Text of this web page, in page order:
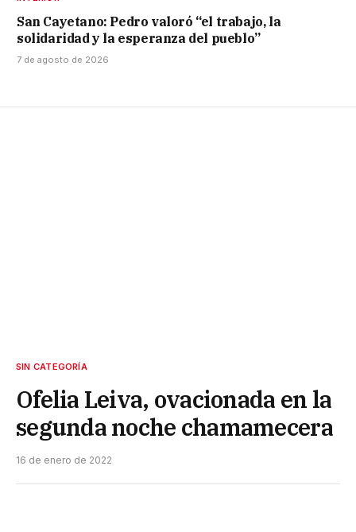
San Cayetano: Pedro valoró “el trabajo, la
solidaridad y la esperanza del pueblo”
7 de agosto de 2026
SIN CATEGORÍA
Ofelia Leiva, ovacionada en la
segunda noche chamamecera
16 de enero de 2022